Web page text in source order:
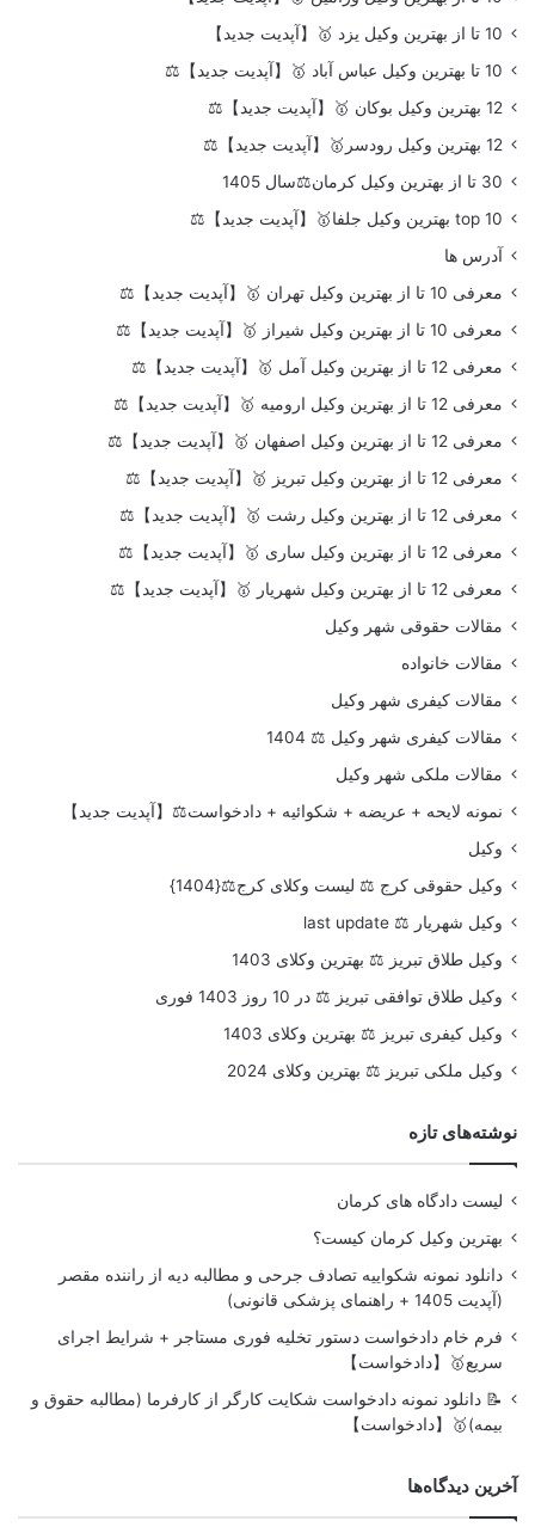
10 تا از بهترین وکیل یزد 🥇【آپدیت جدید】
10 تا بهترین وکیل عباس آباد 🥇【آپدیت جدید】⚖️
12 بهترین وکیل بوکان 🥇【آپدیت جدید】⚖️
12 بهترین وکیل رودسر🥇【آپدیت جدید】⚖️
30 تا از بهترین وکیل کرمان⚖️سال 1405
top 10 بهترین وکیل جلفا🥇【آپدیت جدید】⚖️
آدرس ها
معرفی 10 تا از بهترین وکیل تهران 🥇【آپدیت جدید】⚖️
معرفی 10 تا از بهترین وکیل شیراز 🥇【آپدیت جدید】⚖️
معرفی 12 تا از بهترین وکیل آمل 🥇【آپدیت جدید】⚖️
معرفی 12 تا از بهترین وکیل ارومیه 🥇【آپدیت جدید】⚖️
معرفی 12 تا از بهترین وکیل اصفهان 🥇【آپدیت جدید】⚖️
معرفی 12 تا از بهترین وکیل تبریز 🥇【آپدیت جدید】⚖️
معرفی 12 تا از بهترین وکیل رشت 🥇【آپدیت جدید】⚖️
معرفی 12 تا از بهترین وکیل ساری 🥇【آپدیت جدید】⚖️
معرفی 12 تا از بهترین وکیل شهریار 🥇【آپدیت جدید】⚖️
مقالات حقوقی شهر وکیل
مقالات خانواده
مقالات کیفری شهر وکیل
مقالات کیفری شهر وکیل ⚖️ 1404
مقالات ملکی شهر وکیل
نمونه لایحه + عریضه + شکوائیه + دادخواست⚖️【آپدیت جدید】
وکیل
وکیل حقوقی کرج ⚖️ لیست وکلای کرج⚖️{1404}
وکیل شهریار ⚖️ last update
وکیل طلاق تبریز ⚖️ بهترین وکلای 1403
وکیل طلاق توافقی تبریز ⚖️ در 10 روز 1403 فوری
وکیل کیفری تبریز ⚖️ بهترین وکلای 1403
وکیل ملکی تبریز ⚖️ بهترین وکلای 2024
نوشته‌های تازه
لیست دادگاه های کرمان
بهترین وکیل کرمان کیست؟
دانلود نمونه شکواییه تصادف جرحی و مطالبه دیه از راننده مقصر
(آپدیت 1405 + راهنمای پزشکی قانونی)
فرم خام دادخواست دستور تخلیه فوری مستاجر + شرایط اجرای
سریع🥇【دادخواست】
📝 دانلود نمونه دادخواست شکایت کارگر از کارفرما (مطالبه حقوق و
بیمه)🥇【دادخواست】
آخرین دیدگاه‌ها